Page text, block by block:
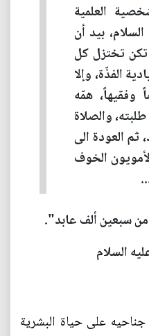
العلمية
السلام، بيد أن
تكن تختزل كل
الفذّة، وإلا
وفقيهاً، همّه
والصلاة
العودة الى
الخوف
من سبعين ألف عابد".
السلام
على حياة البشرية